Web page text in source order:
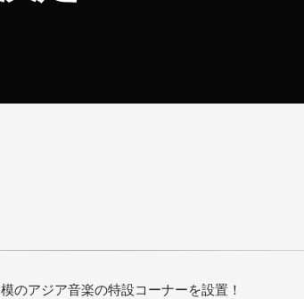
のアジア音楽の特設コーナーを設置！